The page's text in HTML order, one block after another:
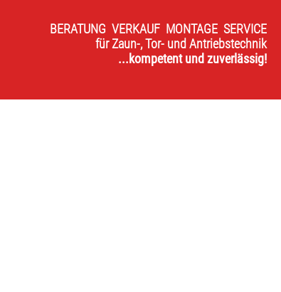
BERATUNG VERKAUF MONTAGE SERVICE
für Zaun-, Tor- und Antriebstechnik
...kompetent und zuverlässig!